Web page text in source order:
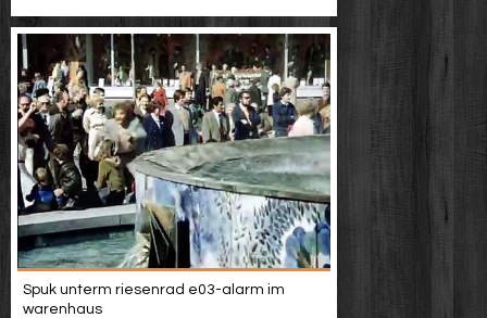
Spuk unterm riesenrad e03-alarm im
warenhaus